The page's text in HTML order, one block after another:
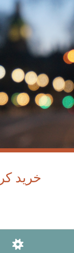
ابزارک‌ها
جست‌وجو